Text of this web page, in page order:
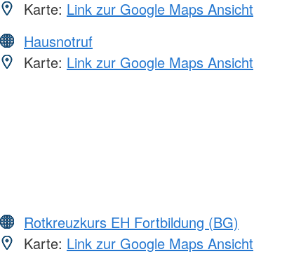
Karte: Link zur Google Maps Ansicht
Hausnotruf
Karte: Link zur Google Maps Ansicht
Rotkreuzkurs EH Fortbildung (BG)
Karte: Link zur Google Maps Ansicht